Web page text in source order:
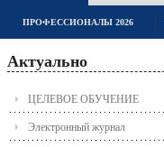
ПРОФЕССИОНАЛЫ 2026
Актуально
ЦЕЛЕВОЕ ОБУЧЕНИЕ
Электронный журнал